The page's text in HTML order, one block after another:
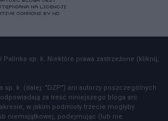
Palinka sp. k. Niektóre prawa zastrzeżone (kliknij,
sp. k. (dalej: "DZP") ani autorzy poszczególnych
za treść niniejszego bloga ani
w jakim podmioty trzecie mogłyby
niemajątkowej, podejmując (lub nie